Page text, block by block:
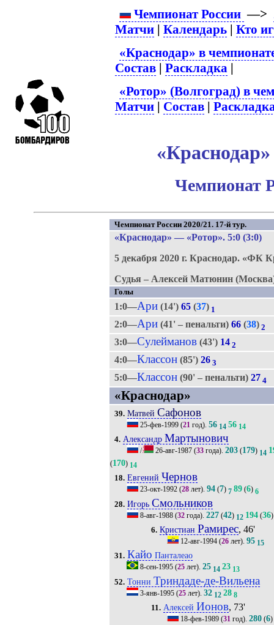
Чемпионат России —>
Матчи |Календарь |Кто
«Краснодар» в
Состав |Раскладка |
«Ротор» (Волгоград) в
Матчи | Состав |
Чемпионат
Чемпионат России 2020/21. 17-й тур.
«Краснодар» — «Ротор». 5:0 (3:0)
5 декабря 2020 г. Краснодар. «ФК
Судья – Алексей Матюнин
Голы
1:0—Ари(14') 65(37) 1
2:0—Ари(41' – пенальти) 66(38) 2
3:0—Сулейманов(43') 14 2
4:0—Классон(85') 26 3
5:0—Классон(90' – пенальти) 27 4
«Краснодар»
39. Матвей Сафонов
25-фев-1999(21год). 56 14 56 14
4. Александр Мартынович
/ 26-авг-1987(33года). 203(179) 14
(170) 14
18. Евгений Чернов
23-окт-1992(28лет). 94(7) 7 89(6) 6
28. Игорь Смольников
8-авг-1988(32года). 227(42) 12 194(36)
6. Кристиан Рамирес, 46'
12-авг-1994 (26 лет).95 15
31. Кайо Панталеао
8-сен-1995(25лет). 25 14 23 13
52. Тонни Триндаде-де-Вильена
3-янв-1995(25лет). 32 12 28 8
11. Алексей Ионов, 73'
18-фев-1989 (31 год).280 (6)